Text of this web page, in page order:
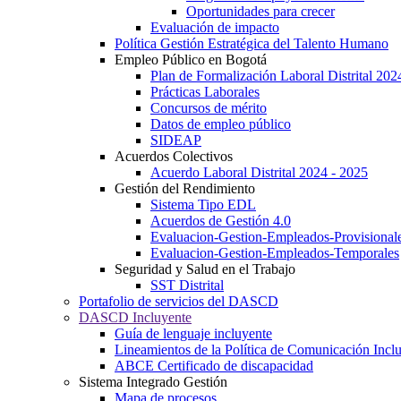
Oportunidades para crecer
Evaluación de impacto
Política Gestión Estratégica del Talento Humano
Empleo Público en Bogotá
Plan de Formalización Laboral Distrital
Prácticas Laborales
Concursos de mérito
Datos de empleo público
SIDEAP
Acuerdos Colectivos
Acuerdo Laboral Distrital 2024 - 2025
Gestión del Rendimiento
Sistema Tipo EDL
Acuerdos de Gestión 4.0
Evaluacion-Gestion-Empleados-
Evaluacion-Gestion-Empleados-Temporales
Seguridad y Salud en el Trabajo
SST Distrital
Portafolio de servicios del DASCD
DASCD Incluyente
Guía de lenguaje incluyente
Lineamientos de la Política de Comunicación
ABCE Certificado de discapacidad
Sistema Integrado Gestión
Mapa de procesos